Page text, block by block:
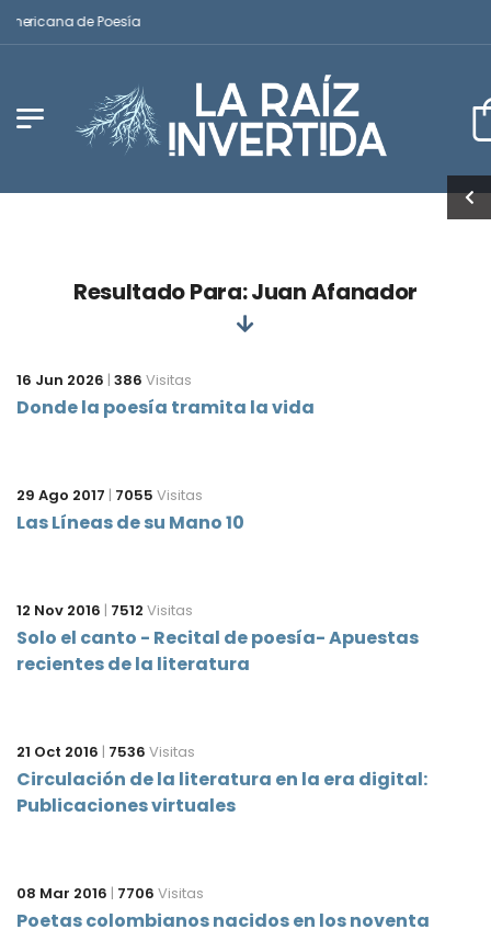
de Poesía
Resultado Para: Juan Afanador
16 Jun 2026 | 386 Visitas
Donde la poesía tramita la vida
29 Ago 2017 | 7055 Visitas
Las Líneas de su Mano 10
12 Nov 2016 | 7512 Visitas
Solo el canto - Recital de poesía- Apuestas
recientes de la literatura
21 Oct 2016 | 7536 Visitas
Circulación de la literatura en la era digital:
Publicaciones virtuales
08 Mar 2016 | 7706 Visitas
Poetas colombianos nacidos en los noventa